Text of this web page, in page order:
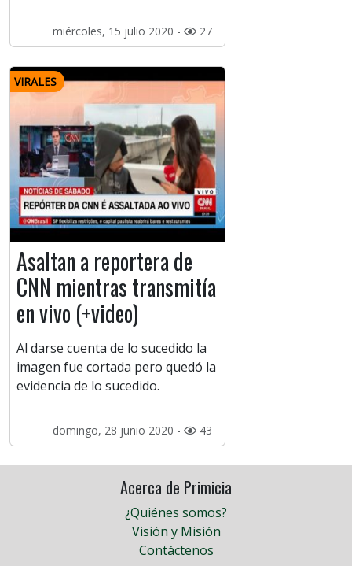
miércoles, 15 julio 2020 - 27
VIRALES
Asaltan a reportera de
CNN mientras transmitía
en vivo (+video)
Al darse cuenta de lo sucedido la
imagen fue cortada pero quedó la
evidencia de lo sucedido.
domingo, 28 junio 2020 - 43
Acerca de Primicia
¿Quiénes somos?
Visión y Misión
Contáctenos